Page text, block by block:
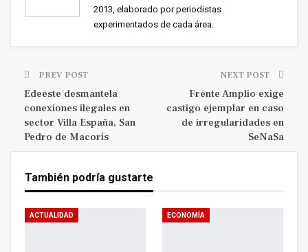
2013, elaborado por periodistas
experimentados de cada área.
PREV POST
Edeeste desmantela
conexiones ilegales en
sector Villa España, San
Pedro de Macorís
NEXT POST
Frente Amplio exige
castigo ejemplar en caso
de irregularidades en
SeNaSa
También podría gustarte
ACTUALIDAD ECONOMÍA